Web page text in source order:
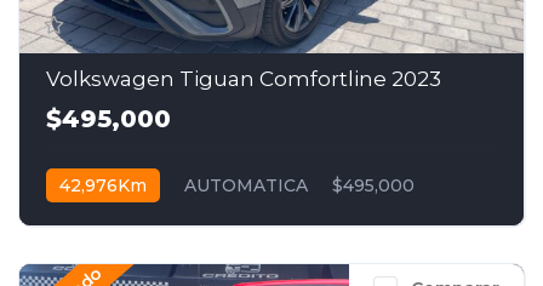
Volkswagen Tiguan Comfortline 2023
$495,000
42,976Km AUTOMATICA $495,000